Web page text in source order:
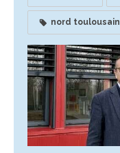
nord toulousain